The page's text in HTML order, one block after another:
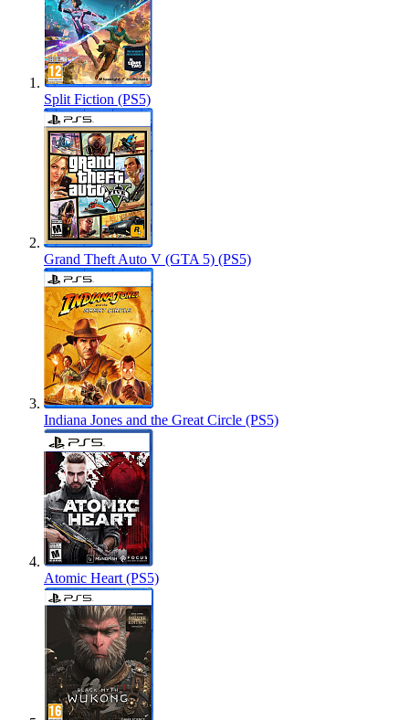
Split Fiction (PS5)
Grand Theft Auto V (GTA 5) (PS5)
Indiana Jones and the Great Circle (PS5)
Atomic Heart (PS5)